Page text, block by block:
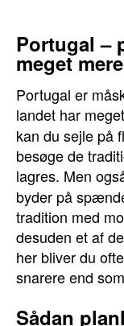
Portugal –
meget mere
Portugal er
landet har
kan du sejle på
besøge de
lagres. Men
byder på
tradition med
desuden et af
her bliver du
snarere end
Sådan